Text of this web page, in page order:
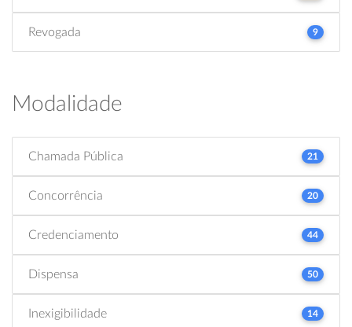
Revogada 9
Modalidade
Chamada Pública 21
Concorrência 20
Credenciamento 44
Dispensa 50
Inexigibilidade 14